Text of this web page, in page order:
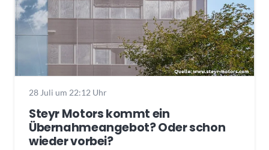
28 Juli um 22:12 Uhr
Steyr Motors kommt ein
Übernahmeangebot? Oder schon
wieder vorbei?